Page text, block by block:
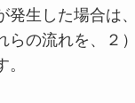
発生した場合は
らの流れを、２